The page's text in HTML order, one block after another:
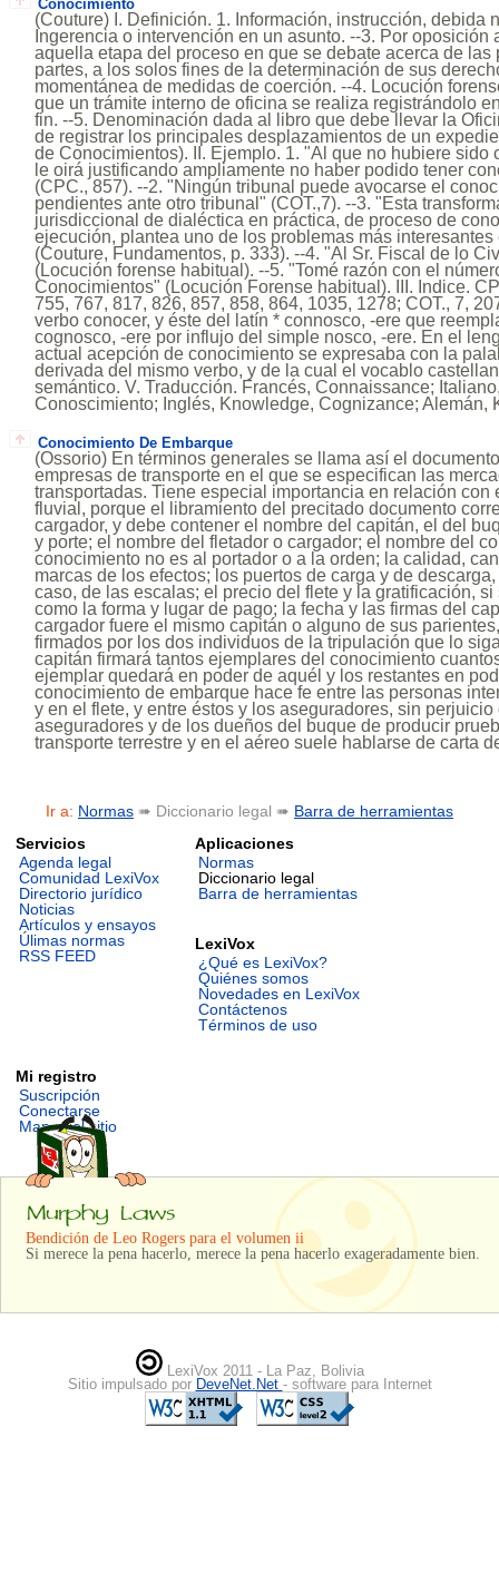
Conocimiento
(Couture) I. Definición. 1. Información, instrucción, debida
Ingerencia o intervención en un asunto. --3. Por oposición
aquella etapa del proceso en que se debate acerca de las
partes, a los solos fines de la determinación de sus
momentánea de medidas de coerción. --4. Locución
que un trámite interno de oficina se realiza registrándolo
fin. --5. Denominación dada al libro que debe llevar la
de registrar los principales desplazamientos de un
de Conocimientos). II. Ejemplo. 1. "Al que no hubiere sido
le oirá justificando ampliamente no haber podido tener
(CPC., 857). --2. "Ningún tribunal puede avocarse el
pendientes ante otro tribunal" (COT.,7). --3. "Esta
jurisdiccional de dialéctica en práctica, de proceso de
ejecución, plantea uno de los problemas más interesantes
(Couture, Fundamentos, p. 333). --4. "Al Sr. Fiscal de lo
(Locución forense habitual). --5. "Tomé razón con el
Conocimientos" (Locución Forense habitual). III. Indice.
755, 767, 817, 826, 857, 858, 864, 1035, 1278; COT., 7,
verbo conocer, y éste del latín * connosco, -ere que
cognosco, -ere por influjo del simple nosco, -ere. En el
actual acepción de conocimiento se expresaba con la
derivada del mismo verbo, y de la cual el vocablo
semántico. V. Traducción. Francés, Connaissance;
Conoscimiento; Inglés, Knowledge, Cognizance; Alemán,
Conocimiento De Embarque
(Ossorio) En términos generales se llama así el
empresas de transporte en el que se especifican las
transportadas. Tiene especial importancia en relación con
fluvial, porque el libramiento del precitado documento
cargador, y debe contener el nombre del capitán, el del
y porte; el nombre del fletador o cargador; el nombre del
conocimiento no es al portador o a la orden; la calidad,
marcas de los efectos; los puertos de carga y de
caso, de las escalas; el precio del flete y la gratificación,
como la forma y lugar de pago; la fecha y las firmas del
cargador fuere el mismo capitán o alguno de sus
firmados por los dos individuos de la tripulación que lo
capitán firmará tantos ejemplares del conocimiento
ejemplar quedará en poder de aquél y los restantes en
conocimiento de embarque hace fe entre las personas
y en el flete, y entre éstos y los aseguradores, sin
aseguradores y de los dueños del buque de producir
transporte terrestre y en el aéreo suele hablarse de carta
Ir a: Normas ➠ Diccionario legal ➠ Barra de herramientas
Servicios
Agenda legal
Comunidad LexiVox
Directorio jurídico
Noticias
Artículos y ensayos
Úlimas normas
RSS FEED
Aplicaciones
Normas
Diccionario legal
Barra de herramientas
LexiVox
¿Qué es LexiVox?
Quiénes somos
Novedades en LexiVox
Contáctenos
Términos de uso
Mi registro
Suscripción
Conectarse
Mapa del sitio
Bendición de Leo Rogers para el volumen ii
Si merece la pena hacerlo, merece la pena hacerlo exageradamente bien.
LexiVox 2011 - La Paz, Bolivia
Sitio impulsado por DeveNet.Net - software para Internet